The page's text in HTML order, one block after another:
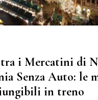
tra i Mercatini di
Senza Auto: le
in treno